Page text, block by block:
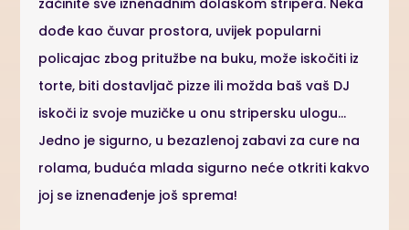
začinite sve iznenadnim dolaskom stripera. Neka
dođe kao čuvar prostora, uvijek popularni
policajac zbog pritužbe na buku, može iskočiti iz
torte, biti dostavljač pizze ili možda baš vaš DJ
iskoči iz svoje muzičke u onu stripersku ulogu…
Jedno je sigurno, u bezazlenoj zabavi za cure na
rolama, buduća mlada sigurno neće otkriti kakvo
joj se iznenađenje još sprema!